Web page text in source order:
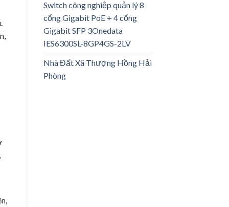
Switch công nghiệp quản lý 8
cổng Gigabit PoE + 4 cổng
Gigabit SFP 3Onedata
IES6300SL-8GP4GS-2LV
Nhà Đất Xã Thượng Hồng Hải
Phòng